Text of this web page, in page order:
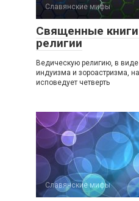
Славянские мифы
Священные
религии
Ведическую религию, в
индуизма и зороастризма,
исповедует четверть
Славянские мифы